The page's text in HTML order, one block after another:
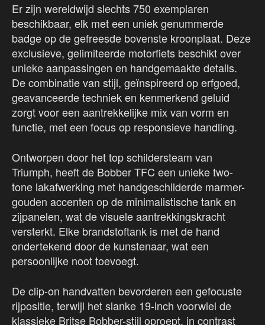
Er zijn wereldwijd slechts 750 exemplaren
beschikbaar, elk met een uniek genummerde
badge op de gefreesde bovenste kroonplaat. Deze
exclusieve, gelimiteerde motorfiets beschikt over
unieke aanpassingen en handgemaakte details.
De combinatie van stijl, geïnspireerd op erfgoed,
geavanceerde techniek en kenmerkend geluid
zorgt voor een aantrekkelijke mix van vorm en
functie, met een focus op responsieve handling.
Ontworpen door het top schildersteam van
Triumph, heeft de Bobber TFC een unieke two-
tone lakafwerking met handgeschilderde marmer-
gouden accenten op de minimalistische tank en
zijpanelen, wat de visuele aantrekkingskracht
versterkt. Elke brandstoftank is met de hand
ondertekend door de kunstenaar, wat een
persoonlijke noot toevoegt.
De clip-on handvatten bevorderen een gefocuste
rijpositie, terwijl het slanke 19-inch voorwiel de
klassieke Britse Bobber-stijl oproept, in contrast